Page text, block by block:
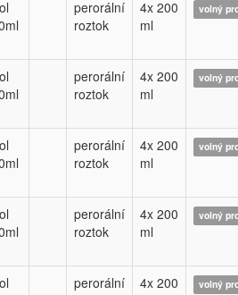
perorální
roztok
4x 200
ml
volný
perorální
roztok
4x 200
ml
volný
perorální
roztok
4x 200
ml
volný
perorální
roztok
4x 200
ml
volný
perorální
4x 200
volný